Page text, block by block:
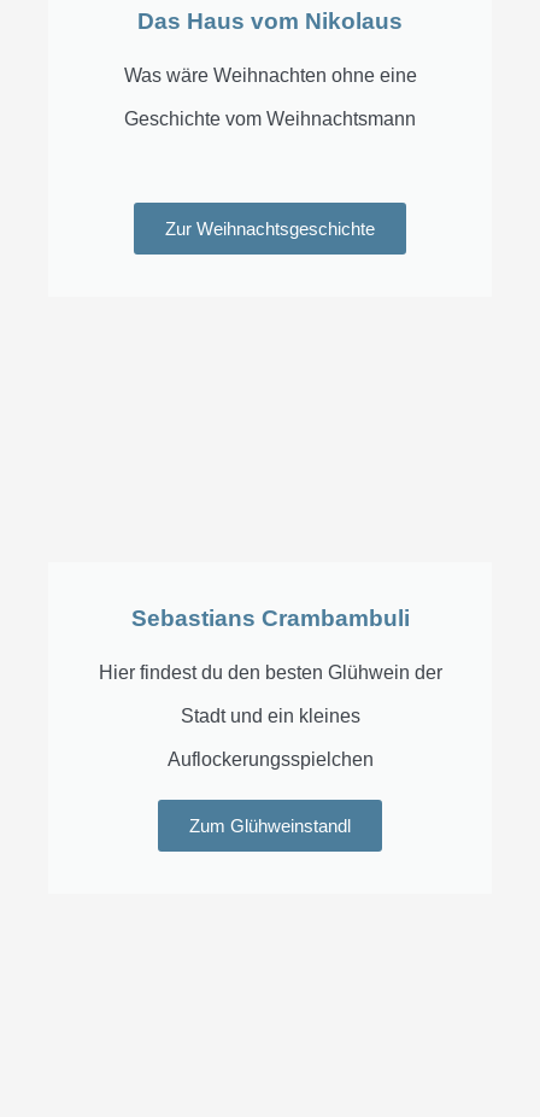
Das Haus vom Nikolaus
Was wäre Weihnachten ohne eine
Geschichte vom Weihnachtsmann
Zur Weihnachtsgeschichte
Sebastians Crambambuli
Hier findest du den besten Glühwein der
Stadt und ein kleines
Auflockerungsspielchen
Zum Glühweinstandl